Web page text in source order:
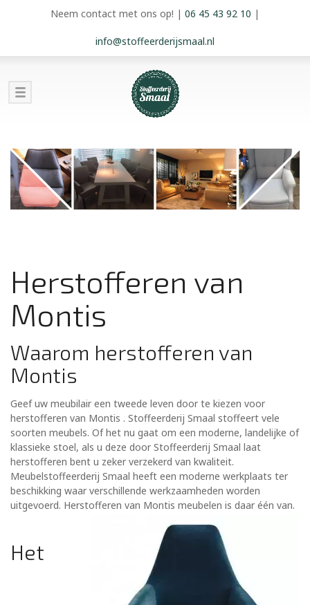
Neem contact met ons op! | 06 45 43 92 10 |
info@stoffeerderijsmaal.nl
Herstofferen van
Montis
Waarom herstofferen van
Montis
Geef uw meubilair een tweede leven door te kiezen voor
herstofferen van Montis . Stoffeerderij Smaal stoffeert vele
soorten meubels. Of het nu gaat om een moderne, landelijke of
klassieke stoel, als u deze door Stoffeerderij Smaal laat
herstofferen bent u zeker verzekerd van kwaliteit.
Meubelstoffeerderij Smaal heeft een moderne werkplaats ter
beschikking waar verschillende werkzaamheden worden
uitgevoerd. Herstofferen van Montis meubelen is daar één van.
Het